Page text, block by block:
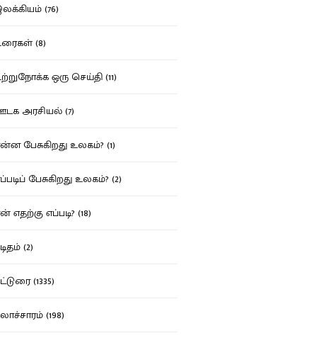
(76)
(8)
ஒரு செய்தி (11)
அரசியல் (7)
பேசுகிறது உலகம்? (1)
பேசுகிறது உலகம்? (2)
எதற்கு எப்படி? (18)
(2)
(1335)
(198)